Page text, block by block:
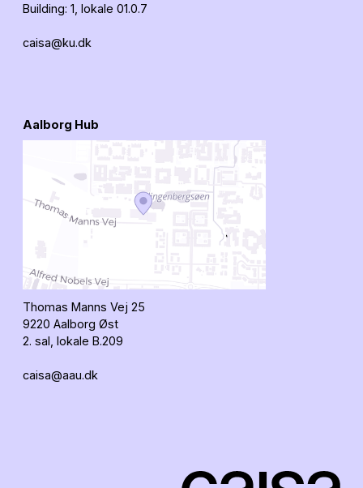
Building: 1, lokale 01.0.7
caisa@ku.dk
Aalborg Hub
Thomas Manns Vej 25
9220 Aalborg Øst
2. sal, lokale B.209
caisa@aau.dk